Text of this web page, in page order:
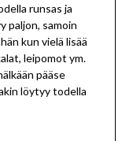
runsas ja
paljon, samoin
kun vielä lisää
leipomot ym.
pääse
löytyy todella